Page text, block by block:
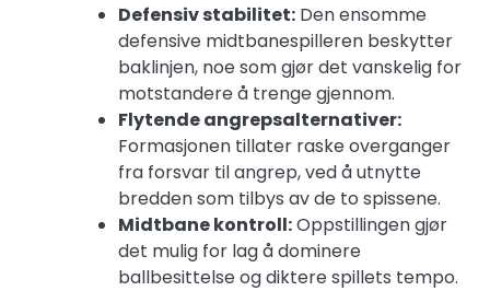
Defensiv stabilitet: Den ensomme
defensive midtbanespilleren beskytter
baklinjen, noe som gjør det vanskelig for
motstandere å trenge gjennom.
Flytende angrepsalternativer:
Formasjonen tillater raske overganger
fra forsvar til angrep, ved å utnytte
bredden som tilbys av de to spissene.
Midtbane kontroll:Oppstillingen gjør
det mulig for lag å dominere
ballbesittelse og diktere spillets tempo.